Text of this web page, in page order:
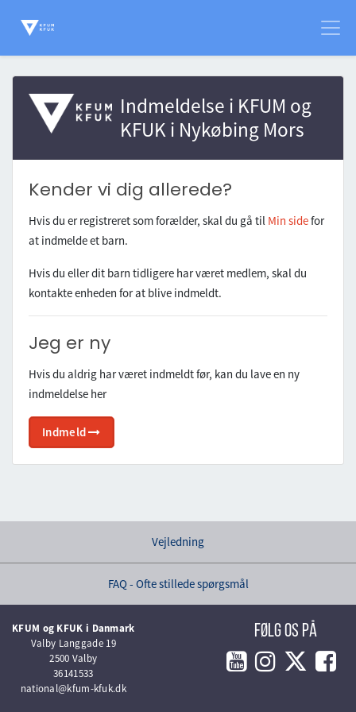
Indmeldelse i KFUM og
KFUK i Nykøbing Mors
Kender vi dig allerede?
Hvis du er registreret som forælder, skal du gå til Min sidefor
at indmelde et barn.
Hvis du eller dit barn tidligere har været medlem, skal du
kontakte enheden for at blive indmeldt.
Jeg er ny
Hvis du aldrig har været indmeldt før, kan du lave en ny
indmeldelse her
Indmeld
Vejledning
FAQ - Ofte stillede spørgsmål
KFUM og KFUK i Danmark
Valby Langgade 19
2500 Valby
36141533
national@kfum-kfuk.dk
Følg os på